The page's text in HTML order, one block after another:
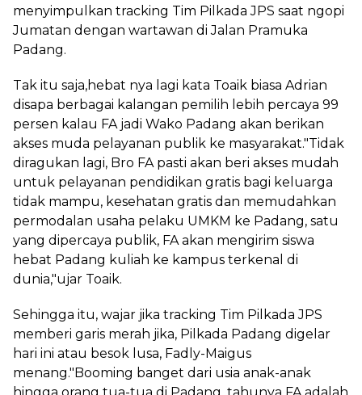
menyimpulkan tracking Tim Pilkada JPS saat ngopi
Jumatan dengan wartawan di Jalan Pramuka
Padang.
Tak itu saja,hebat nya lagi kata Toaik biasa Adrian
disapa berbagai kalangan pemilih lebih percaya 99
persen kalau FA jadi Wako Padang akan berikan
akses muda pelayanan publik ke masyarakat."Tidak
diragukan lagi, Bro FA pasti akan beri akses mudah
untuk pelayanan pendidikan gratis bagi keluarga
tidak mampu, kesehatan gratis dan memudahkan
permodalan usaha pelaku UMKM ke Padang, satu
yang dipercaya publik, FA akan mengirim siswa
hebat Padang kuliah ke kampus terkenal di
dunia,"ujar Toaik.
Sehingga itu, wajar jika tracking Tim Pilkada JPS
memberi garis merah jika, Pilkada Padang digelar
hari ini atau besok lusa, Fadly-Maigus
menang."Booming banget dari usia anak-anak